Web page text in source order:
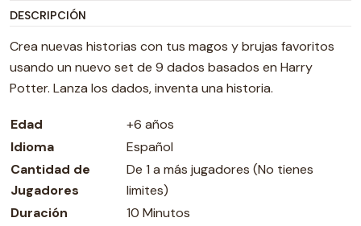
DESCRIPCIÓN
Crea nuevas historias con tus magos y brujas favoritos
usando un nuevo set de 9 dados basados en Harry
Potter. Lanza los dados, inventa una historia.
Edad
+6 años
Idioma
Español
Cantidad de
Jugadores
De 1 a más jugadores (No tienes
limites)
Duración
10 Minutos